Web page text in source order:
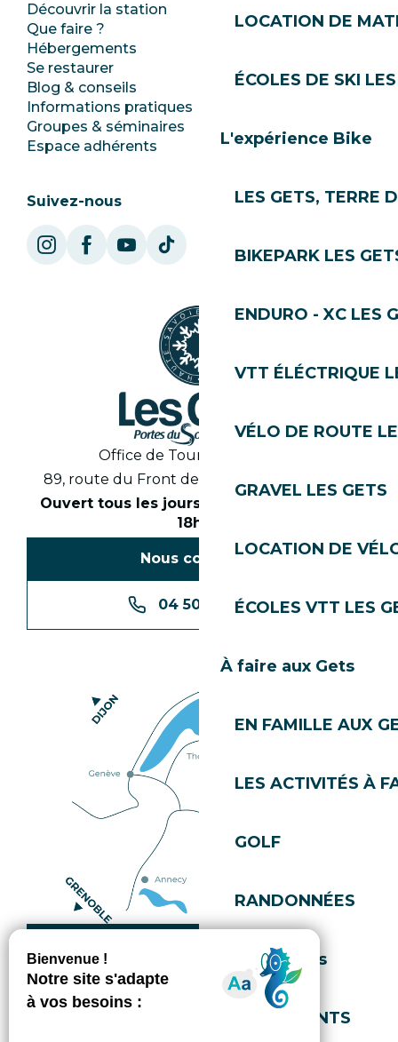
LOCATION DE
ÉCOLES DE SKI
L'expérience Bike
LES GETS, TERRE
BIKEPARK LES
ENDURO - XC LES
VTT ÉLÉCTRIQUE
VÉLO DE ROUTE
GRAVEL LES GETS
LOCATION DE
ÉCOLES VTT LES
À faire aux Gets
EN FAMILLE AUX
LES ACTIVITÉS À
GOLF
RANDONNÉES
Évènements
EVÈNEMENTS
Découvrir la station
Que faire ?
Hébergements
Se restaurer
Blog & conseils
Informations pratiques
Groupes & séminaires
Espace adhérents
Club Les Gets
Emplois
Ecotourisme
Les Gets Tourisme
Suivez-nous
Office de Tourisme des Gets
89, route du Front de Neige 74260 Les Gets
Ouvert tous les jours en saison de 8h30 à
18h30
Nous contacter
04 50 74 74 74